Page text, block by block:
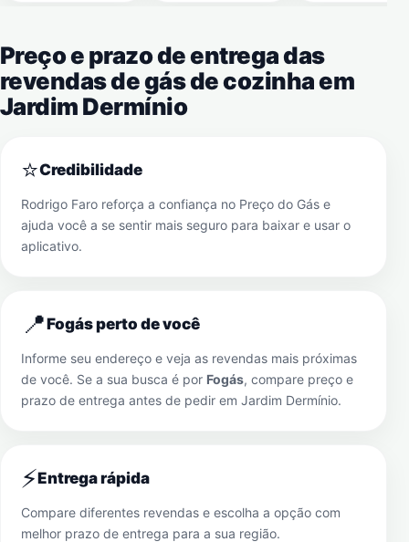
Preço e prazo de entrega das
revendas de gás de cozinha em
Jardim Dermínio
⭐Credibilidade
Rodrigo Faro reforça a confiança no Preço do Gás e
ajuda você a se sentir mais seguro para baixar e usar o
aplicativo.
📍Fogás perto de você
Informe seu endereço e veja as revendas mais próximas
de você. Se a sua busca é por Fogás, compare preço e
prazo de entrega antes de pedir em Jardim Dermínio.
⚡Entrega rápida
Compare diferentes revendas e escolha a opção com
melhor prazo de entrega para a sua região.